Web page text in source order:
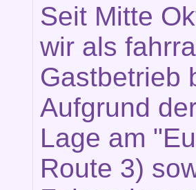
Seit Mitte
wir als
Gastbetrieb
Aufgrund
Lage am
Route 3)